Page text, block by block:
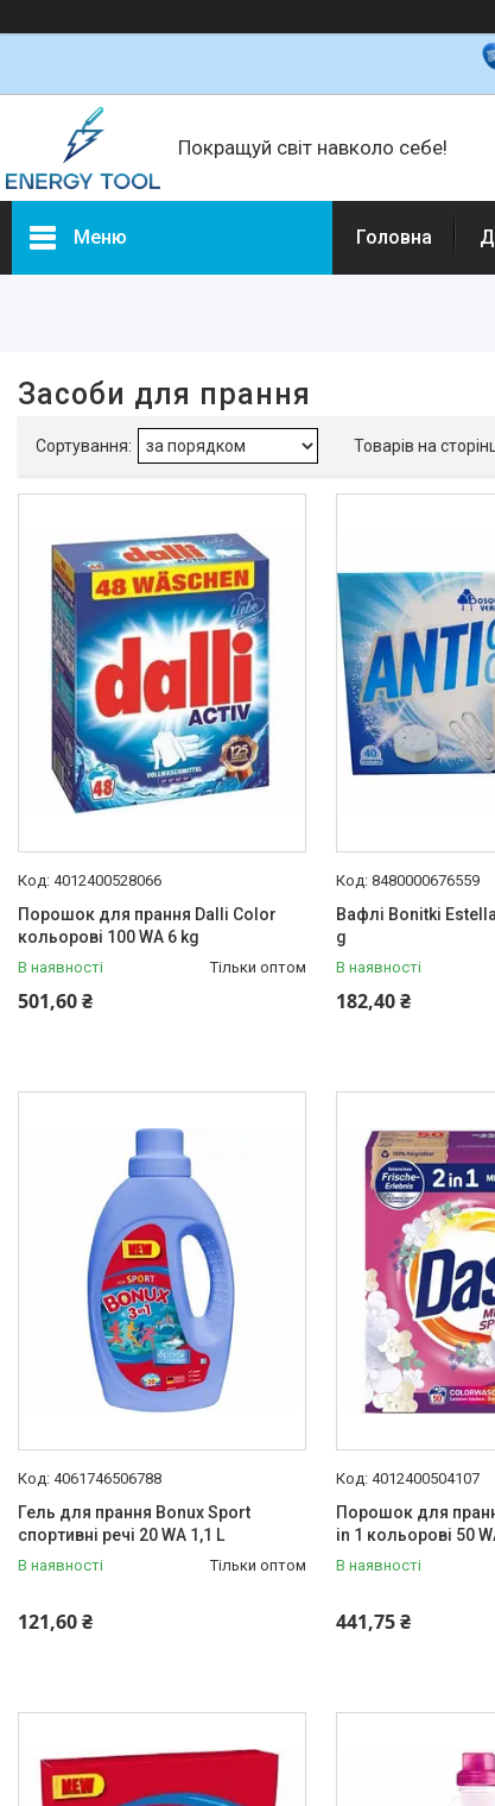
Покращуй світ навколо себе!
Меню
В наявності 111
Каталог товарів
Електротехніка
Побутова техніка
Техніка для кухні
Кліматична техніка
Товари для дому
Будівельне обладнання та
інструмент
Енергонезалежність
Активний відпочинок, туризм
Електроніка
Краса та Здоров'я
Спорт і туризм
Посуд
Для тварин
Світ інструмента
Спорт і туризм
Краса та Здоров'я
Електроніка
Техніка для Кухні
Для тварин
Продукти Живлення
Посуд
Побутова Хімія
Засоби для Бритяча
Засоби для прибирання
Головна
Засоби для прання
4012400528066
Порошок для прання Dalli Color
кольорові 100 WA 6 kg
В наявності Тільки оптом
501,60 ₴
8480000676559
Вафлі Bonitki
g
В наявності
182,40 ₴
4061746506788
Гель для прання Bonux Sport
спортивні речі 20 WA 1,1 L
В наявності Тільки оптом
121,60 ₴
4012400504107
Порошок для
in 1 кольорові 50
В наявності
441,75 ₴